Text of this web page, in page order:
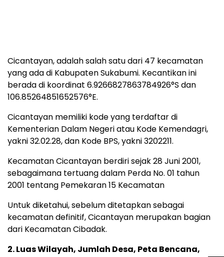
Cicantayan, adalah salah satu dari 47 kecamatan
yang ada di Kabupaten Sukabumi. Kecantikan ini
berada di koordinat 6.9266827863784926°S dan
106.85264851652576°E.
Cicantayan memiliki kode yang terdaftar di
Kementerian Dalam Negeri atau Kode Kemendagri,
yakni 32.02.28, dan Kode BPS, yakni 3202211.
Kecamatan Cicantayan berdiri sejak 28 Juni 2001,
sebagaimana tertuang dalam Perda No. 01 tahun
2001 tentang Pemekaran 15 Kecamatan
Untuk diketahui, sebelum ditetapkan sebagai
kecamatan definitif, Cicantayan merupakan bagian
dari Kecamatan Cibadak.
2. Luas Wilayah, Jumlah Desa, Peta Bencana,